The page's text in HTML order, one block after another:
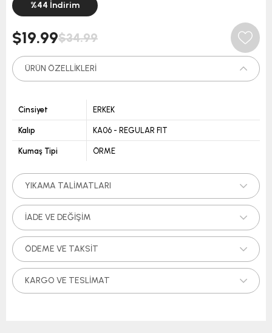
%44 İndirim
$34.99
$19.99
ÜRÜN ÖZELLIKLERI
Cinsiyet ERKEK
Kalıp KA06 - REGULAR FIT
Kumaş Tipi ÖRME
YIKAMA TALIMATLARI
İADE VE DEĞIŞIM
ÖDEME VE TAKSIT
KARGO VE TESLIMAT